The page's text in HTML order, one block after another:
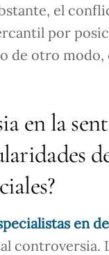
el
por
de otro
en la
en